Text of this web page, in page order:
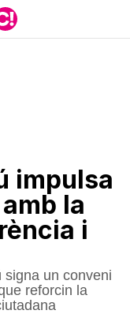
impulsa
la
i
signa un conveni
reforcin la